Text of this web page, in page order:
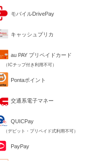
モバイルDrivePay
キャッシュプリカ
au PAY プリペイドカード
（ICチップ付き利用不可）
Pontaポイント
交通系電子マネー
QUICPay
（デビット・プリペイド式利用不可）
PayPay